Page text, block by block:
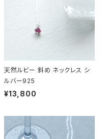
天然ルビー 斜め ネックレス シ
ルバー925
¥13,800